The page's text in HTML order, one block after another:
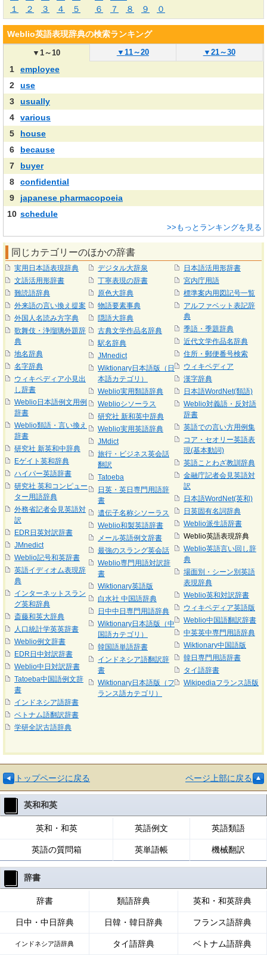
１
２ ３ ４ ５ ６ ７ ８ ９ ０
Weblio英語表現辞典の検索ランキング
▼1～10 ▼ 11～20 ▼ 21～30
1
employee
2
use
3
usually
4
various
5
house
6
because
7
buyer
8
confidential
9
japanese pharmacopoeia
10 schedule
>>もっとランキングを見る
同じカテゴリーのほかの辞書
実用日本語表現辞典
文語活用形辞書
難読語辞典
外来語の言い換え提案
外国人名読み方字典
歌舞伎・浄瑠璃外題辞
典
地名辞典
名字辞典
ウィキペディア小見出
し辞書
Weblio日本語例文用例
辞書
Weblio類語・言い換え
辞書
研究社 新英和中辞典
Eゲイト英和辞典
ハイパー英語辞書
研究社 英和コンピュー
ター用語辞典
外務省記者会見英語対
訳
EDR日英対訳辞書
JMnedict
Weblio記号和英辞書
英語イディオム表現辞
典
インターネットスラン
グ英和辞典
斎藤和英大辞典
人口統計学英英辞書
Weblio例文辞書
EDR日中対訳辞書
Weblio中日対訳辞書
Tatoeba中国語例文辞
書
インドネシア語辞書
ベトナム語翻訳辞書
学研全訳古語辞典
デジタル大辞泉
丁寧表現の辞書
原色大辞典
物語要素事典
隠語大辞典
古典文学作品名辞典
駅名辞典
JMnedict
Wiktionary日本語版（日
本語カテゴリ）
Weblio実用類語辞典
Weblioシソーラス
研究社 新和英中辞典
Weblio実用英語辞典
JMdict
旅行・ビジネス英会話
翻訳
Tatoeba
日英・英日専門用語辞
書
遺伝子名称シソーラス
Weblio和製英語辞書
メール英語例文辞書
最強のスラング英会話
Weblio専門用語対訳辞
書
Wiktionary英語版
白水社 中国語辞典
日中中日専門用語辞典
Wiktionary日本語版（中
国語カテゴリ）
韓国語単語辞書
インドネシア語翻訳辞
書
Wiktionary日本語版（フ
ランス語カテゴリ）
日本語活用形辞書
宮内庁用語
標準案内用図記号一覧
アルファベット表記辞
典
季語・季題辞典
近代文学作品名辞典
住所・郵便番号検索
ウィキペディア
漢字辞典
日本語WordNet(類語)
Weblio対義語・反対語
辞書
英語での言い方用例集
コア・セオリー英語表
現(基本動詞)
英語ことわざ教訓辞典
金融庁記者会見英語対
訳
日本語WordNet(英和)
日英固有名詞辞典
Weblio派生語辞書
Weblio英語表現辞典
Weblio英語言い回し辞
典
場面別・シーン別英語
表現辞典
Weblio英和対訳辞書
ウィキペディア英語版
Weblio中国語翻訳辞書
中英英中専門用語辞典
Wiktionary中国語版
韓日専門用語辞書
タイ語辞書
Wikipediaフランス語版
トップページに戻る ページ上部に戻る
英和和英
英和・和英 英語例文 英語類語
英語の質問箱 英単語帳 機械翻訳
辞書
辞書 類語辞典 英和・和英辞典
日中・中日辞典 日韓・韓日辞典 フランス語辞典
インドネシア語辞典 タイ語辞典 ベトナム語辞典